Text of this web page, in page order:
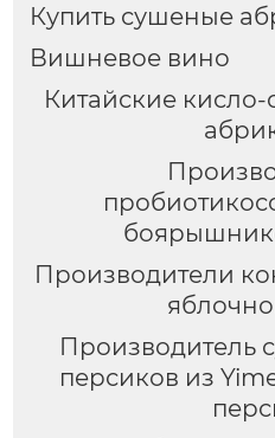
Купить сушеные
Вишневое вино
Китайские
Производители
Производитель
персиков из